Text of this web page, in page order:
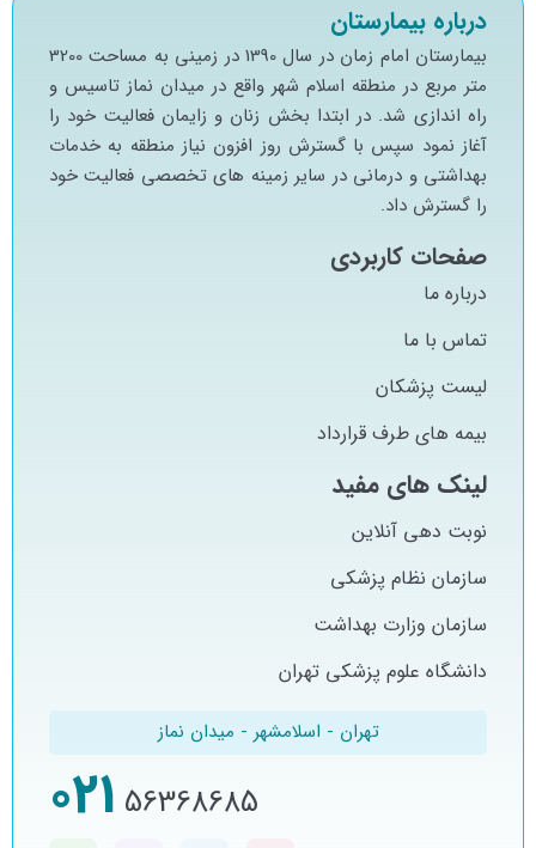
درباره بیمارستان
بيمارستان امام زمان در سال 1390 در زميني به مساحت 3200
متر مربع در منطقه اسلام شهر واقع در ميدان نماز تاسيس و
راه اندازي شد. در ابتدا بخش زنان و زايمان فعاليت خود را
آغاز نمود سپس با گسترش روز افزون نياز منطقه به خدمات
بهداشتي و درماني در ساير زمينه هاي تخصصي فعاليت خود
را گسترش داد.
صفحات کاربردی
درباره ما
تماس با ما
لیست پزشکان
بیمه های طرف قرارداد
لینک های مفید
نوبت دهی آنلاین
سازمان نظام پزشکی
سازمان وزارت بهداشت
دانشگاه علوم پزشکی تهران
تهران - اسلامشهر - میدان نماز
56368685
021